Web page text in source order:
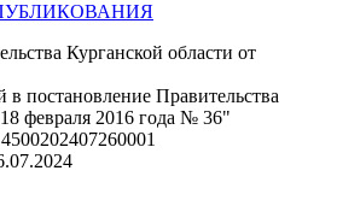
Курганской области от
постановление Правительства
февраля 2016 года № 36"
4500202407260001